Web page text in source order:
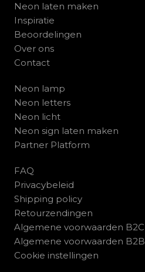
Neon laten maken
Inspiratie
Beoordelingen
Over ons
Contact
Neon lamp
Neon letters
Neon licht
Neon sign laten maken
Partner Platform
FAQ
Privacybeleid
Shipping policy
Retourzendingen
Algemene voorwaarden B2C
Algemene voorwaarden B2B
Cookie instellingen